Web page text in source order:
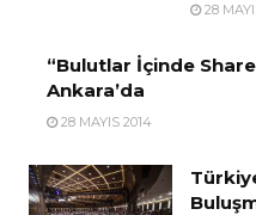
28
“Bulutlar İçinde
Ankara’da
28 MAYIS 2014